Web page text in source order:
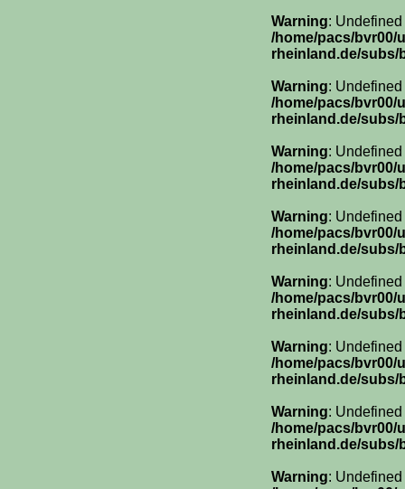
Warning:
/home/pacs/bvr00/
rheinland.de/subs/
Warning:
/home/pacs/bvr00/
rheinland.de/subs/
Warning:
/home/pacs/bvr00/
rheinland.de/subs/
Warning:
/home/pacs/bvr00/
rheinland.de/subs/
Warning:
/home/pacs/bvr00/
rheinland.de/subs/
Warning:
/home/pacs/bvr00/
rheinland.de/subs/
Warning:
/home/pacs/bvr00/
rheinland.de/subs/
Warning: